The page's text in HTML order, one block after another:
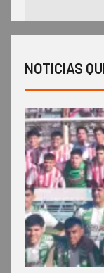
NOTICIAS